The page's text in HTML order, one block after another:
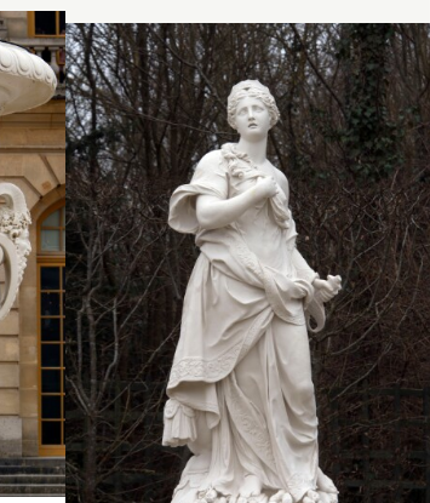
Un
six
;
Moulage exécuté en 2011 à
partir d’un moule réalisé à la
fin duxixesiècle sur l’œuvre
originale (MR 2799), mise à
l’abri en 2013.
Disposé en 2015 sur la
terrasse du parterre d’Eau.
Moulage exécuté en 2020 à
partir de l’œuvre originale
(MR 1771 ) mise à l’abri en
2019.
Installé en 2021 sur l’allée
Royale.